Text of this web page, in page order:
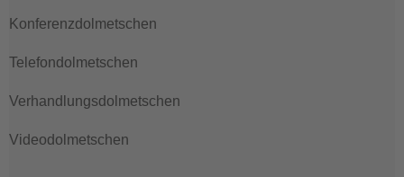
Konferenzdolmetschen
Telefondolmetschen
Verhandlungsdolmetschen
Videodolmetschen